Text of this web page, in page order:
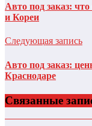
Авто под заказ:
и Кореи
Следующая запись
Авто под заказ:
Краснодаре
Связанные